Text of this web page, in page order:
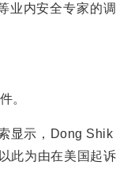
业内安全专家的
。
显示，Dong Shik
此为由在美国起